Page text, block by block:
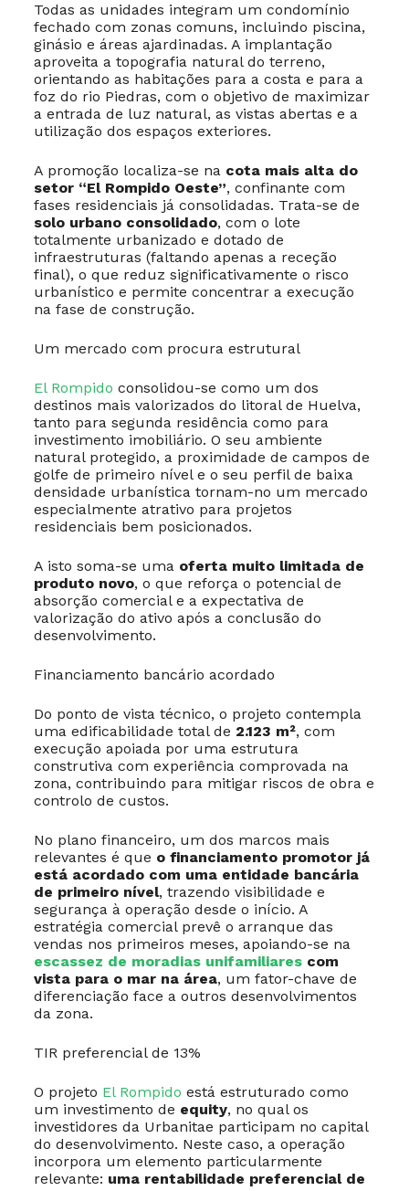
Todas as unidades integram um condomínio
fechado com zonas comuns, incluindo piscina,
ginásio e áreas ajardinadas. A implantação
aproveita a topografia natural do terreno,
orientando as habitações para a costa e para a
foz do rio Piedras, com o objetivo de maximizar
a entrada de luz natural, as vistas abertas e a
utilização dos espaços exteriores.
A promoção localiza-se na cota mais alta do
setor “El Rompido Oeste”, confinante com
fases residenciais já consolidadas. Trata-se de
solo urbano consolidado, com o lote
totalmente urbanizado e dotado de
infraestruturas (faltando apenas a receção
final), o que reduz significativamente o risco
urbanístico e permite concentrar a execução
na fase de construção.
Um mercado com procura estrutural
El Rompido consolidou-se como um dos
destinos mais valorizados do litoral de Huelva,
tanto para segunda residência como para
investimento imobiliário. O seu ambiente
natural protegido, a proximidade de campos de
golfe de primeiro nível e o seu perfil de baixa
densidade urbanística tornam-no um mercado
especialmente atrativo para projetos
residenciais bem posicionados.
A isto soma-se uma oferta muito limitada de
produto novo, o que reforça o potencial de
absorção comercial e a expectativa de
valorização do ativo após a conclusão do
desenvolvimento.
Financiamento bancário acordado
Do ponto de vista técnico, o projeto contempla
uma edificabilidade total de 2.123 m², com
execução apoiada por uma estrutura
construtiva com experiência comprovada na
zona, contribuindo para mitigar riscos de obra e
controlo de custos.
No plano financeiro, um dos marcos mais
relevantes é que o financiamento promotor já
está acordado com uma entidade bancária
de primeiro nível, trazendo visibilidade e
segurança à operação desde o início. A
estratégia comercial prevê o arranque das
vendas nos primeiros meses, apoiando-se na
escassez de moradias unifamiliarescom
vista para o mar na área, um fator-chave de
diferenciação face a outros desenvolvimentos
da zona.
TIR preferencial de 13%
O projeto El Rompido está estruturado como
um investimento de equity, no qual os
investidores da Urbanitae participam no capital
do desenvolvimento. Neste caso, a operação
incorpora um elemento particularmente
relevante: uma rentabilidade preferencial de